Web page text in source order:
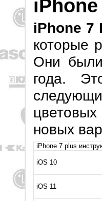
iPhone 7
которые
Они
года.
новых
iPhone 7 plus
iOS 10
iOS 11